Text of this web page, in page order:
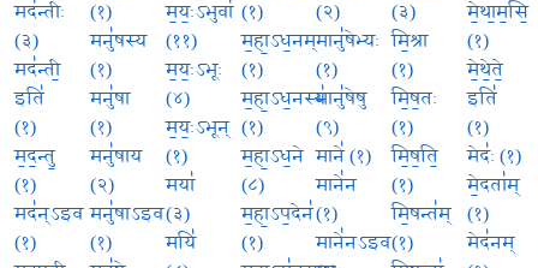
मद॑न्तीः
(३)
मद॑न्ती॒
इति॑
(१)
म॒द॒न्तु॒
(१)
मद॑न्ऽइव
(१)
(१)
मनु॑षस्य
(१)
मनु॑षा
(१)
मनु॑षाय
(२)
मनु॑षाऽइव
(१)
म॒यः॒ऽभुवा॑
(११)
म॒यः॒ऽभूः
(४)
म॒यः॒ऽभून्
(१)
मया॑
(३)
मयि॑
(१)
म॒हा॒ऽध॒नम्
(१)
म॒हा॒ऽध॒नस्य॑
(१)
म॒हा॒ऽध॒ने
(८)
म॒हा॒ऽप॒देन॑
(१)
(२)
मानु॑षेभ्यः
(१)
मानु॑षेषु
(९)
माने॑ (१)
माने॑न
(१)
माने॑नऽइव
(३)
मि॒श्रा
(१)
मि॒ष॒तः
(१)
मि॒ष॒ति॒
(१)
मि॒षन्त॑म्
(१)
मे॒था॒म॒सि॒
(१)
मे॒थे॒ते॒
इति॑
(१)
मेदः॑ (१)
मे॒दता॑म्
(१)
मेद॑नम्